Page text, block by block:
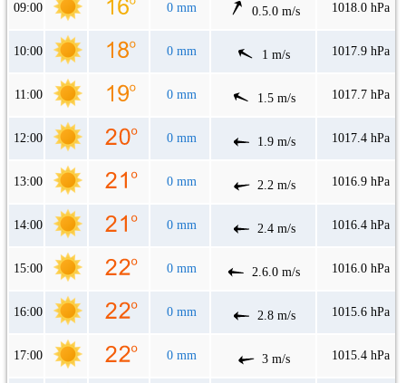
09:00 0 mm 0.5.0 m/s 1018.0 hPa
10:00 0 mm 1 m/s 1017.9 hPa
11:00 0 mm 1.5 m/s 1017.7 hPa
12:00 0 mm 1.9 m/s 1017.4 hPa
13:00 0 mm 2.2 m/s 1016.9 hPa
14:00 0 mm 2.4 m/s 1016.4 hPa
15:00 0 mm 2.6.0 m/s 1016.0 hPa
16:00 0 mm 2.8 m/s 1015.6 hPa
17:00 0 mm 3 m/s 1015.4 hPa